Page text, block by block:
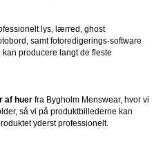
lys, lærred, ghost
samt fotoredigerings-software
producere langt de fleste
af huer fra Bygholm Menswear, hvor vi
så vi på produktbillederne kan
yderst professionelt.